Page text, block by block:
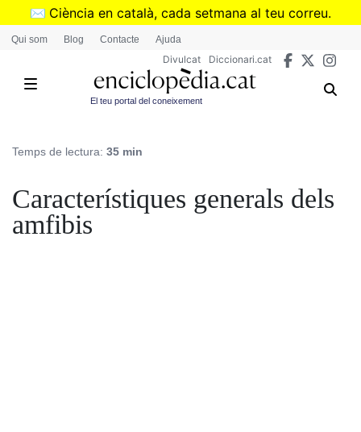
Vés
✉️ Ciència en català, cada setmana al teu correu.
➜Subscriu-te al butlletí de Divulcat
Qui som Blog Contacte Ajuda
Divulcat Diccionari.cat
El teu portal del coneixement
Temps de lectura: 35 min
Característiques generals dels
amfibis